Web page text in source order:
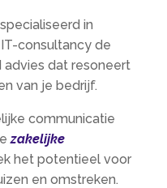
in
consultancy de
dat resoneert
van je bedrijf.​
communicatie
zakelijke
het potentieel voor
en omstreken.​